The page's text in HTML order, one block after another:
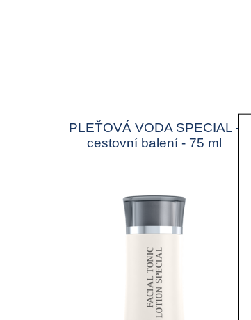
PLEŤOVÁ VODA SPECIAL -
cestovní balení - 75 ml